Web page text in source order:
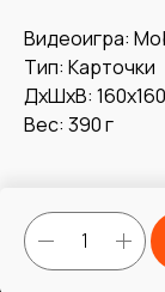
Видеоигра:
Тип: Карточки
ДxШxВ:
Вес: 390 г